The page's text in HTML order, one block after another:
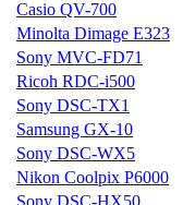
Casio QV-700
Minolta Dimage E323
Sony MVC-FD71
Ricoh RDC-i500
Sony DSC-TX1
Samsung GX-10
Sony DSC-WX5
Nikon Coolpix P6000